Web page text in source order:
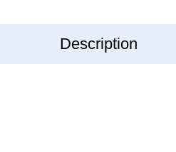
Description